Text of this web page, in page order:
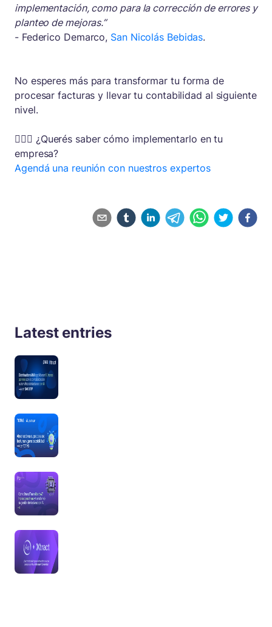
implementación, como para la corrección de errores y
planteo de mejoras.”
- Federico Demarco, San Nicolás Bebidas.
No esperes más para transformar tu forma de
procesar facturas y llevar tu contabilidad al siguiente
nivel.
🙋🏽‍♂️ ¿Querés saber cómo implementarlo en tu
empresa?
Agendá una reunión con nuestros expertos
Latest entries